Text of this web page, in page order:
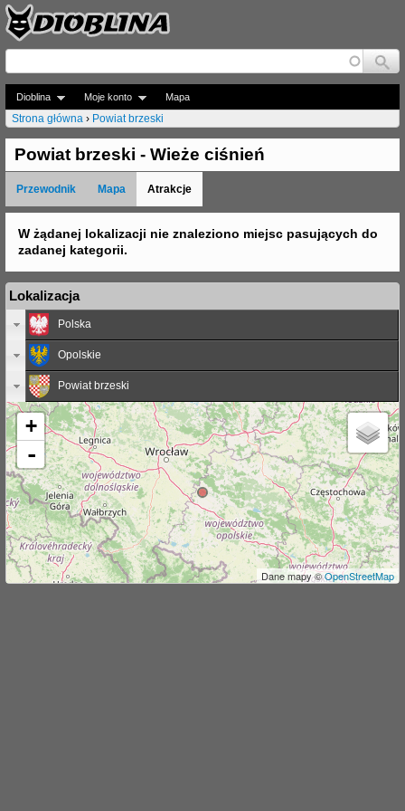
Jump to navigation
Dioblina Moje konto Mapa
J
e
s
e
ś
t
a
j
Strona główna › Powiat brzeski
Powiat brzeski - Wieże ciśnień
Przewodnik Mapa Atrakcje
W żądanej lokalizacji nie znaleziono miejsc pasujących do
zadanej kategorii.
Lokalizacja
Polska
Opolskie
Powiat brzeski
+
-
Dane mapy ©OpenStreetMap